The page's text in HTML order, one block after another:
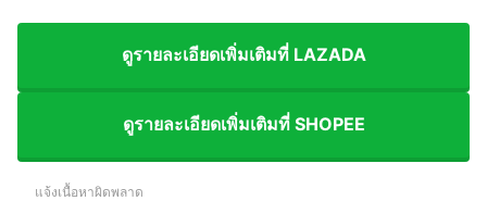
ดูรายละเอียดเพิ่มเติมที่ LAZADA
ดูรายละเอียดเพิ่มเติมที่ SHOPEE
แจ้งเนื้อหาผิดพลาด